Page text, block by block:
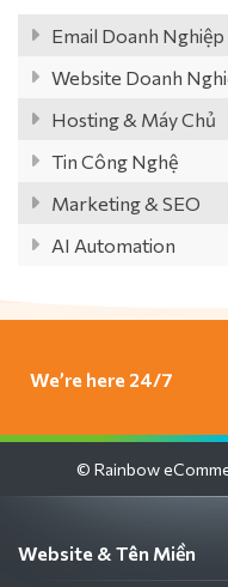
Email Doanh Nghiệp
Website Doanh
Hosting & Máy Chủ
Tin Công Nghệ
Marketing & SEO
AI Automation
We’re here 24/7
© Rainbow
Website & Tên Miền